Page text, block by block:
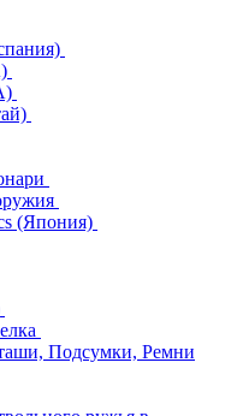
(Япония)
Подсумки, Ремни